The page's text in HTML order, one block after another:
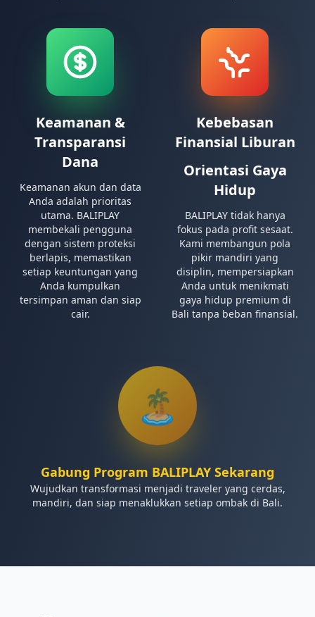
Keamanan &
Transparansi
Dana
Keamanan akun dan data
Anda adalah prioritas
utama. BALIPLAY
membekali pengguna
dengan sistem proteksi
berlapis, memastikan
setiap keuntungan yang
Anda kumpulkan
tersimpan aman dan siap
cair.
Kebebasan
Finansial Liburan
Orientasi Gaya
Hidup
BALIPLAY tidak hanya
fokus pada profit sesaat.
Kami membangun pola
pikir mandiri yang
disiplin, mempersiapkan
Anda untuk menikmati
gaya hidup premium di
Bali tanpa beban finansial.
🏝️
Gabung Program BALIPLAY Sekarang
Wujudkan transformasi menjadi traveler yang cerdas,
mandiri, dan siap menaklukkan setiap ombak di Bali.